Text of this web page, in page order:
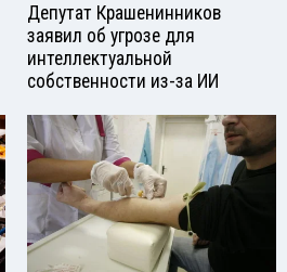
Депутат Крашенинников
заявил об угрозе для
интеллектуальной
собственности из-за ИИ